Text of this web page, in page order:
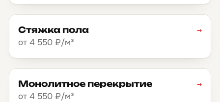
Стяжка пола
от 4 550 ₽/м³
→
Монолитное перекрытие
от 4 550 ₽/м³
→